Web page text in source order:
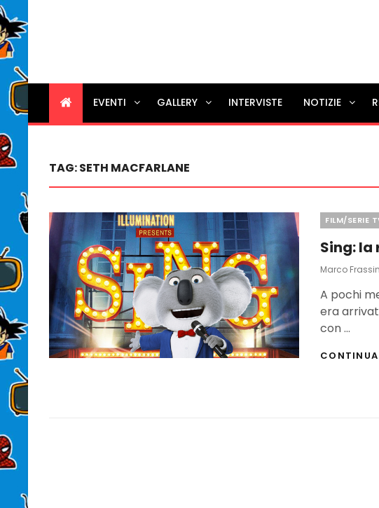
EVENTI GALLERY INTERVISTE NOTIZIE
TAG:SETH MACFARLANE
Categories
FILM/SERIE
Sing: la
Marco
A pochi
era
con …
CONTINUA